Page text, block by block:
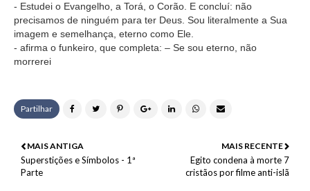
- Estudei o Evangelho, a Torá, o Corão. E concluí: não
precisamos de ninguém para ter Deus. Sou literalmente a Sua
imagem e semelhança, eterno como Ele.
- afirma o funkeiro, que completa: – Se sou eterno, não
morrerei
Partilhar
MAIS RECENTE
Egito condena à morte 7
cristãos por filme anti-islã
MAIS ANTIGA
Superstições e Símbolos - 1ª
Parte